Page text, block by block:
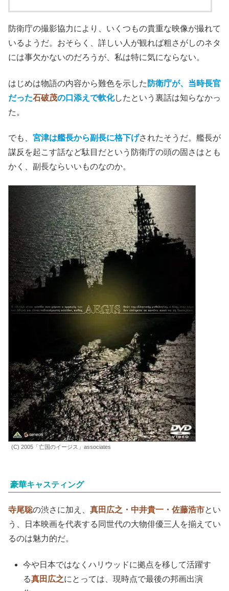
防衛庁の撮影協力により、いくつもの貴重な映像が撮れて
いるようだ。おそらく、詳しい人が観れば粗さがしのネタ
には事欠かないのだろうが、私は特に気にならない。
はじめは物語の内容から難色を示した 防衛庁が、当時長官
だった石破茂の口添えで軟化したという裏話は知らなかっ
た。
でも、 宮津は艦長から副長に格下げされたそうだ。艦長が
謀反を起こす話など駄目だという防衛庁の頭の固さはとも
かく、副長ならいいものなのか。
(C) 2005「亡国のイージス」associates
豪華キャスティング
寺尾聡の渋さに加え、 真田広之・中井貴一・佐藤浩市とい
う、日本映画を代表する同世代の大物俳優三人を揃えてい
るのは魅力的だ。
今や日本ではなくハリウッドに拠点を移して活躍す
る真田広之にとっては、現時点で最後の邦画出演